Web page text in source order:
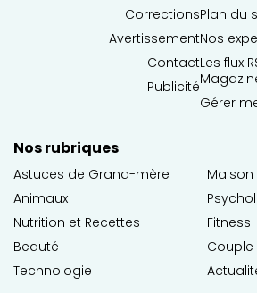
Corrections
Avertissement
Contact
Publicité
Plan du
Nos
Les flux
Gérer
Nos rubriques
Astuces de Grand-mère
Animaux
Nutrition et Recettes
Beauté
Technologie
Maison
Fitness
Couple